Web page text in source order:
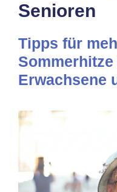
Senioren
Tipps für
Erwachsene